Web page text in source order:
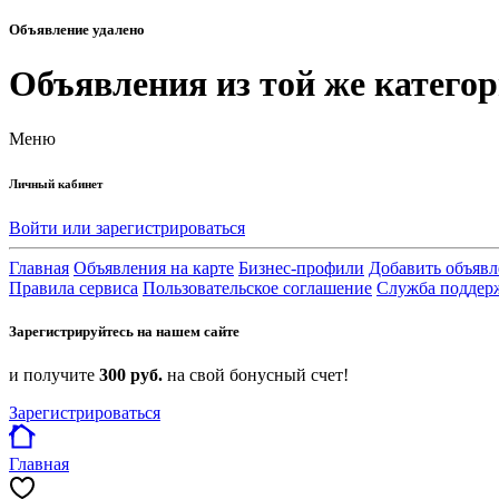
Объявление удалено
Объявления из той же
Меню
Личный кабинет
Войти или зарегистрироваться
Главная Объявления на карте Бизнес-профили Добавить
Правила сервиса Пользовательское соглашение Служба
Зарегистрируйтесь на нашем сайте
и получите 300 руб. на свой бонусный счет!
Зарегистрироваться
Главная